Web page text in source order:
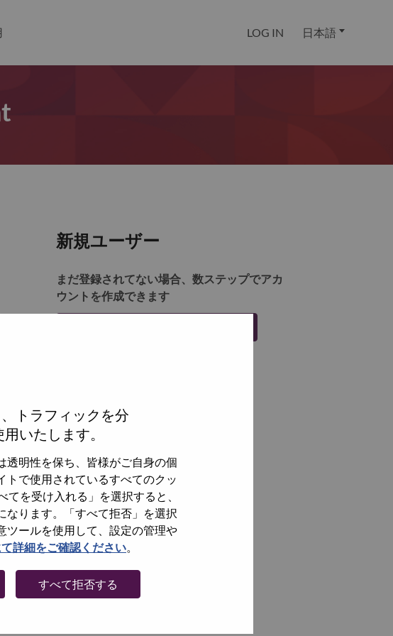
トラフィックを分
いたします。
透明性を保ち、皆様がご自身の個
トで使用されているすべてのクッ
てを受け入れる」を選択すると、
なります。「すべて拒否」を選択
ツールを使用して、設定の管理や
詳細をご確認ください。
すべて拒否する
LOG IN 日本語
新規ユーザー
まだ登録されてない場合、数ステップでアカ
ウントを作成できます